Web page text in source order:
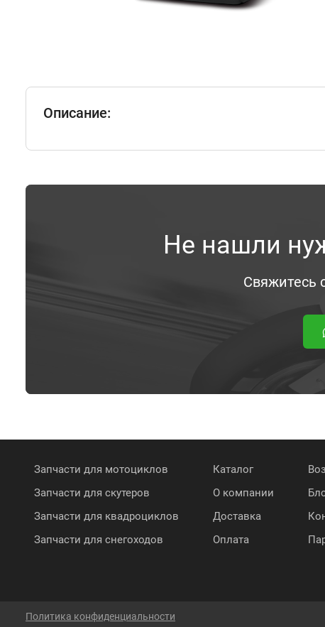
Описание:
Не нашли
Свяжитесь
Запчасти для мотоциклов
Запчасти для скутеров
Запчасти для квадроциклов
Запчасти для снегоходов
Каталог
О компании
Доставка
Оплата
Политика конфиденциальности